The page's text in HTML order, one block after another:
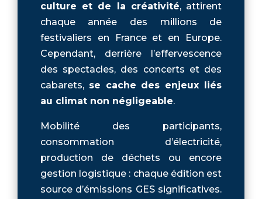
culture et de la créativité, attirent
chaque année des millions de
festivaliers en France et en Europe.
Cependant, derrière l’effervescence
des spectacles, des concerts et des
cabarets, se cache des enjeux liés
au climat non négligeable.
Mobilité des participants,
consommation d’électricité,
production de déchets ou encore
gestion logistique : chaque édition est
source d’émissions GES significatives.